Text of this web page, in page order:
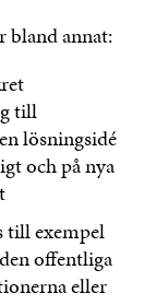
bland annat:
till
lösningsidé
och på nya
till exempel
offentliga
eller